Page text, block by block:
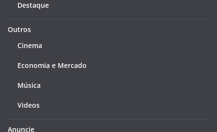
Destaque
Outros
Cinema
Economia e Mercado
Música
Videos
Anuncie